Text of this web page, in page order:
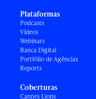
Plataformas
Podcasts
Vídeos
Webinars
Banca Digital
Portfólio de Agências
Reports
Coberturas
Cannes Lions